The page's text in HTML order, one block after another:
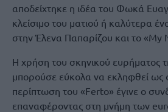
αποδείχτηκε η ιδέα του Φωκά
κλείσιμο του ματιού ή καλύτερα
στην Έλενα Παπαρίζου και το «My
Η χρήση του σκηνικού ευρήματος
μπορούσε εύκολα να εκληφθεί ως
περίπτωση του «Ferto» έγινε ο
επαναφέροντας στη μνήμη των